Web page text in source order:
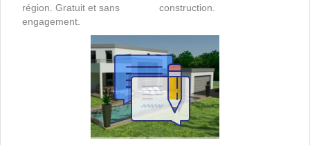
région. Gratuit et sans
engagement.
construction.